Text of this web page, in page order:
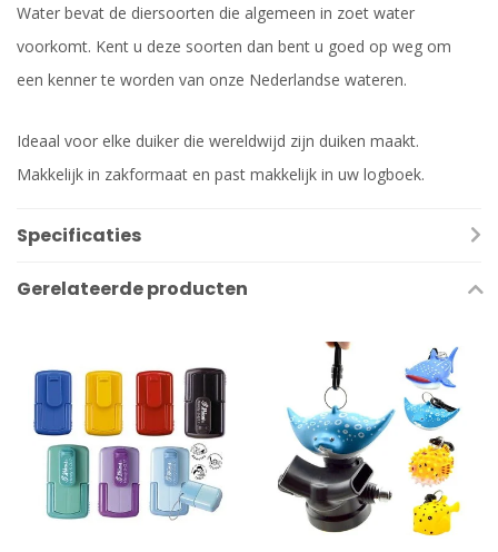
Water bevat de diersoorten die algemeen in zoet water
voorkomt. Kent u deze soorten dan bent u goed op weg om
een kenner te worden van onze Nederlandse wateren.
Ideaal voor elke duiker die wereldwijd zijn duiken maakt.
Makkelijk in zakformaat en past makkelijk in uw logboek.
Specificaties
Gerelateerde producten